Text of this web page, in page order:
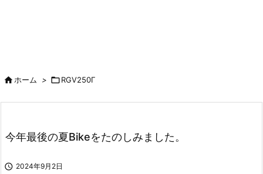
ホーム > RGV250Γ
今年最後の夏Bikeをたのしみました。
 2024年9月2日